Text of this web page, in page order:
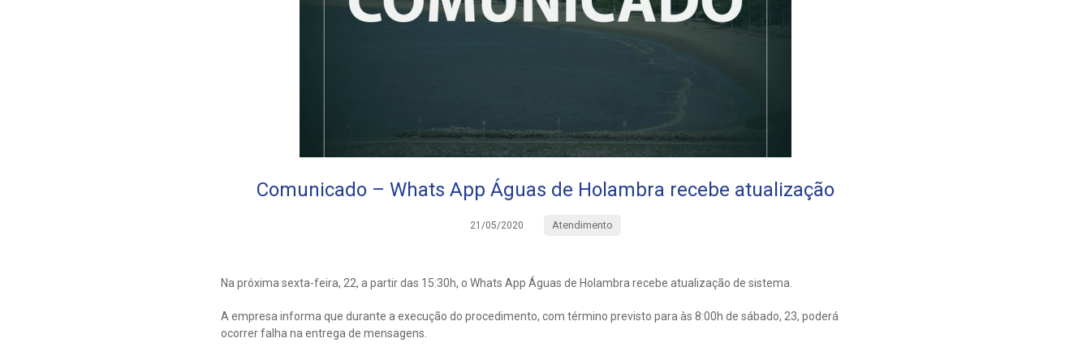
Comunicado – Whats App Águas de Holambra recebe atualização
21/05/2020 Atendimento
Na próxima sexta-feira, 22, a partir das 15:30h, o Whats App Águas de Holambra recebe atualização de sistema.
A empresa informa que durante a execução do procedimento, com término previsto para às 8:00h de sábado, 23, poderá
ocorrer falha na entrega de mensagens.